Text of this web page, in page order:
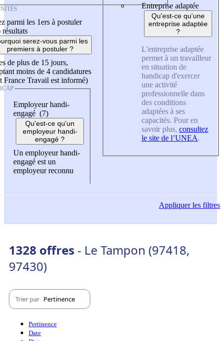
parmi les 1ers à postuler
résultats
serez-vous parmi les
premiers à postuler ?
de plus de 15 jours,
moins de 4 candidatures
France Travail est informé)
Employeur handi-
engagé (7)
Qu'est-ce qu'un
employeur handi-
engagé ?
Un employeur handi-
engagé est un
employeur reconnu
Entreprise adaptée
Qu'est-ce qu'une
entreprise adaptée
?
L'entreprise adaptée
permet à un travailleur
en situation de
handicap d'exercer
une activité
professionnelle dans
des conditions
adaptées à ses
capacités. Pour en
savoir plus, consultez
le site de l’UNEA.
Appliquerles filtres
1328 offres - Le Tampon (97418,
97430)
Trier par Pertinence
Pertinence
Date